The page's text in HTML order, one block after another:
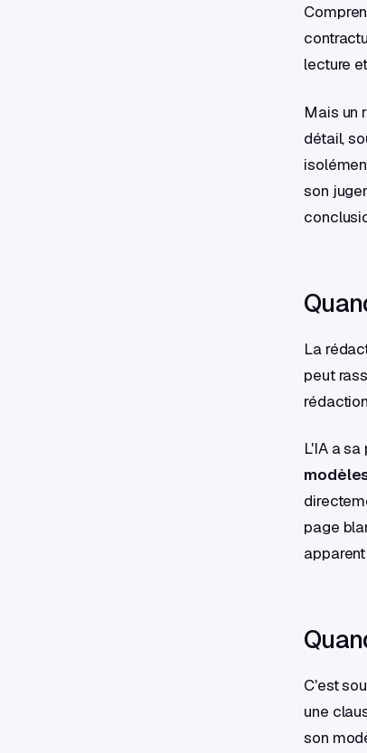
lecture
Mais un
détail,
son
La
peut
L'IA a
page
C'est
une
son